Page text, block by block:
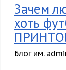
Зачем
хоть
Блог им.